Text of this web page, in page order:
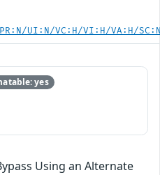
UI:N/VC:H/VI:H/VA:H/
yes
Using an Alternate